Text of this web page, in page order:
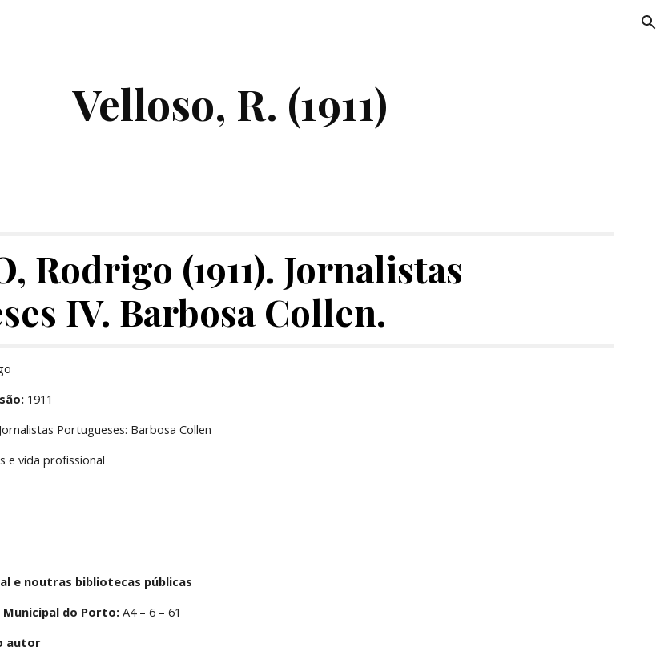
Velloso, R. (1911)
Rodrigo (1911). Jornalistas
IV. Barbosa Collen.
1911
Jornalistas Portugueses: Barbosa Collen
e vida profissional
e noutras bibliotecas públicas
Municipal do Porto: A4 – 6 – 61
autor